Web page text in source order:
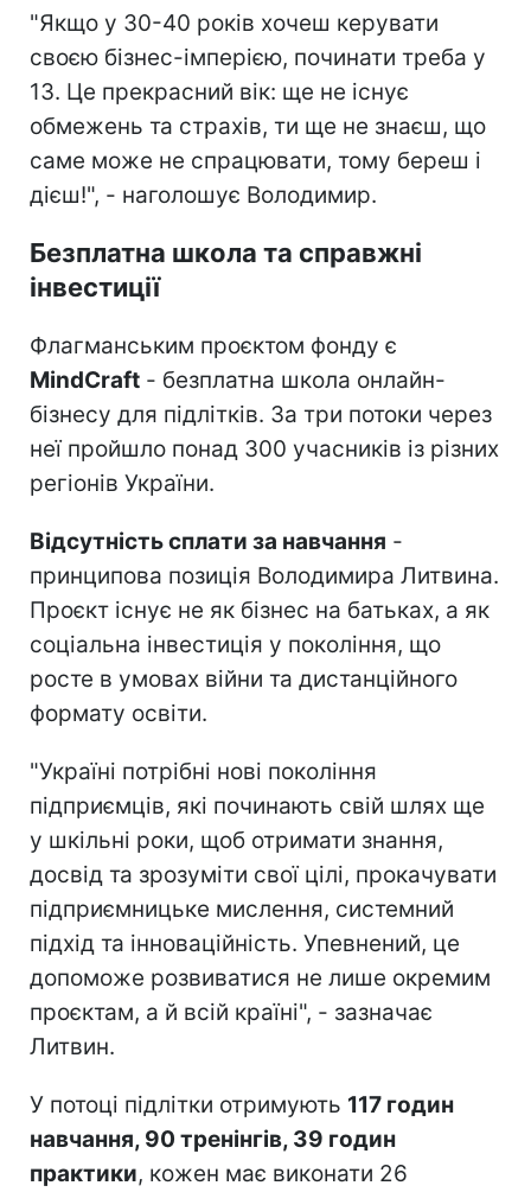
"Якщо у 30-40 років хочеш керувати
своєю бізнес-імперією, починати треба у
13. Це прекрасний вік: ще не існує
обмежень та страхів, ти ще не знаєш, що
саме може не спрацювати, тому береш і
дієш!", - наголошує Володимир.
Безплатна школа та справжні
інвестиції
Флагманським проєктом фонду є
MindCraft - безплатна школа онлайн-
бізнесу для підлітків. За три потоки через
неї пройшло понад 300 учасників із різних
регіонів України.
Відсутність сплати за навчання -
принципова позиція Володимира Литвина.
Проєкт існує не як бізнес на батьках, а як
соціальна інвестиція у покоління, що
росте в умовах війни та дистанційного
формату освіти.
"Україні потрібні нові покоління
підприємців, які починають свій шлях ще
у шкільні роки, щоб отримати знання,
досвід та зрозуміти свої цілі, прокачувати
підприємницьке мислення, системний
підхід та інноваційність. Упевнений, це
допоможе розвиватися не лише окремим
проєктам, а й всій країні", - зазначає
Литвин.
У потоці підлітки отримують 117 годин
навчання, 90 тренінгів, 39 годин
практики, кожен має виконати 26